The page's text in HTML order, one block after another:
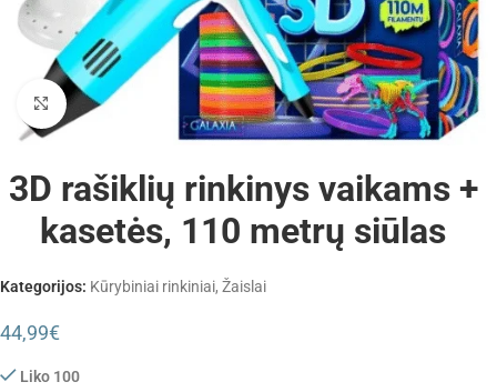
Padidinti
3D rašiklių rinkinys vaikams +
kasetės, 110 metrų siūlas
Kategorijos: Kūrybiniai rinkiniai, Žaislai
44,99€
Liko 100